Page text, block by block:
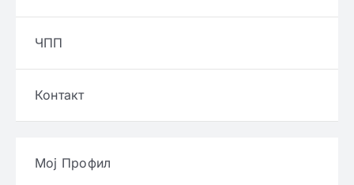
ЧПП
Контакт
Мој Профил